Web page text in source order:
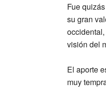
Fue
su gran
visión del
El aporte
muy